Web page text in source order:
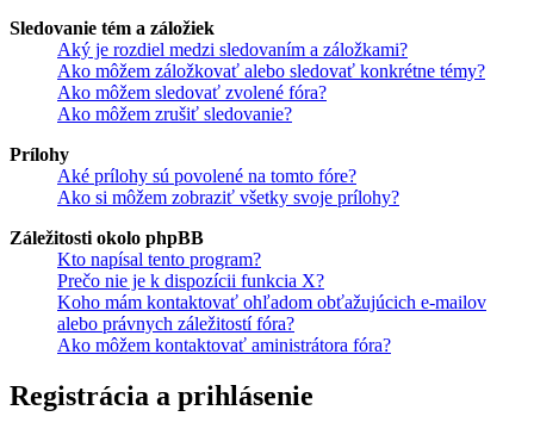
Sledovanie tém a záložiek
Aký je rozdiel medzi sledovaním a záložkami?
Ako môžem záložkovať alebo sledovať konkrétne témy?
Ako môžem sledovať zvolené fóra?
Ako môžem zrušiť sledovanie?
Prílohy
Aké prílohy sú povolené na tomto fóre?
Ako si môžem zobraziť všetky svoje prílohy?
Záležitosti okolo phpBB
Kto napísal tento program?
Prečo nie je k dispozícii funkcia X?
Koho mám kontaktovať ohľadom obťažujúcich e-mailov
alebo právnych záležitostí fóra?
Ako môžem kontaktovať aministrátora fóra?
Registrácia a prihlásenie